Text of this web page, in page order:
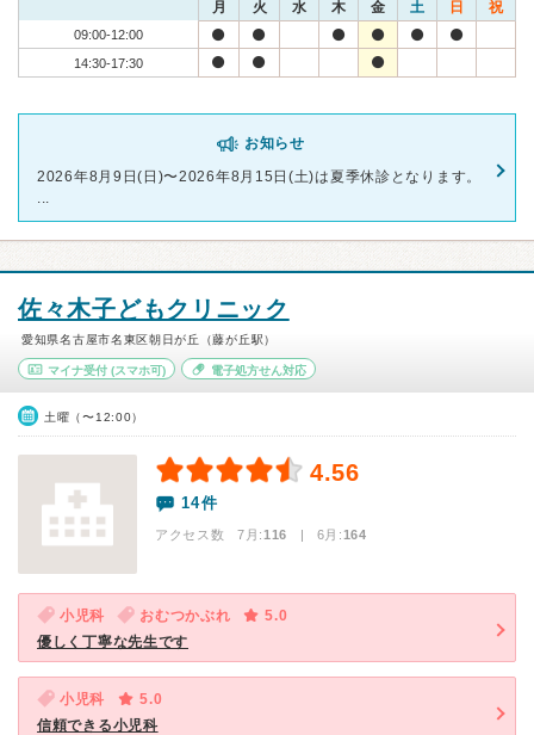
月 火 水 木 金 土 日 祝
09:00-12:00
14:30-17:30
お知らせ
2026年8月9日(日)〜2026年8月15日(土)は夏季休診となります。
...
佐々木子どもクリニック
愛知県名古屋市名東区朝日が丘（藤が丘駅）
マイナ受付 (スマホ可) 電子処方せん対応
土曜（〜12:00）
4.56
14件
アクセス数 7月:116 | 6月:164
小児科 おむつかぶれ
5.0
優しく丁寧な先生です
小児科
5.0
信頼できる小児科